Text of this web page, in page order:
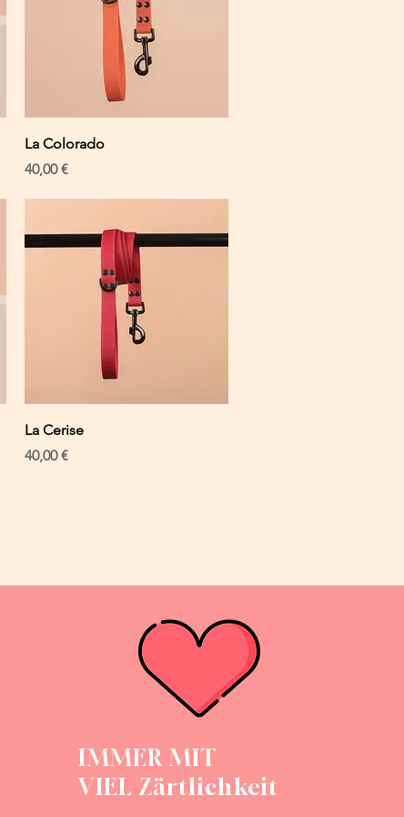
Schnellansicht
La Colorado
Preis
40,00 €
La Cerise
Preis
40,00 €
IMMER MIT
VIEL Zärtlichkeit